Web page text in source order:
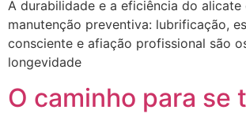
A durabilidade e a eficiência do alicate
manutenção preventiva: lubrificação,
consciente e afiação profissional são
longevidade
O caminho para se